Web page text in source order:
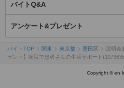
バイトQ&A
アンケート&プレゼント
バイトTOP 関東 東京都 墨田区
説明会
ゼント】病院で患者さんの生活サポート
Copyright © en